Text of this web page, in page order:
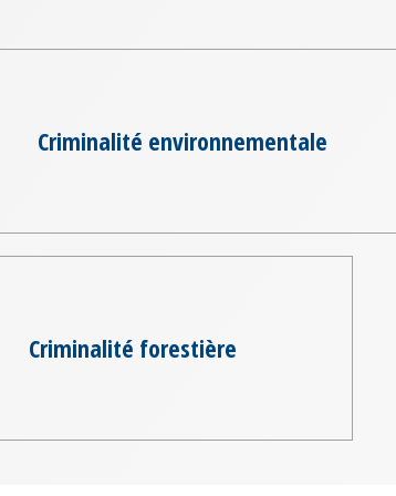
Criminalité environnementale
Criminalité forestière